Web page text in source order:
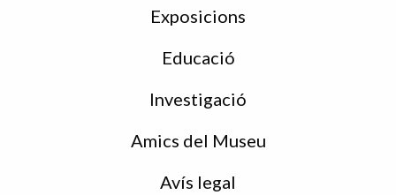
Exposicions
Educació
Investigació
Amics del Museu
Avís legal